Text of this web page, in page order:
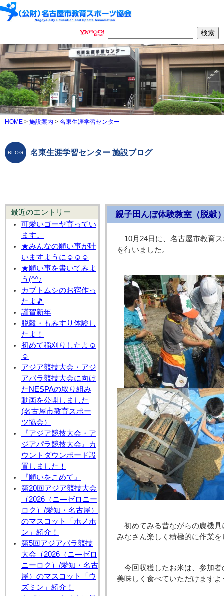
HOME > 施設案内 > 名東生涯学習センター
名東生涯学習センター 施設ブログ
最近のエントリー
可愛いゴーヤ育ってい
ます。
★みんなの願い事が叶
いますように☺☺☺
★願い事を書いてみよ
う(^^♪
カブトムシのお宿作っ
たよ🎵
謹賀新年
脱穀・もみすり体験し
たよ！
初めて稲刈りしたよ☺
☺
アジア競技大会・アジ
アパラ競技大会に向け
たNESPAの取り組み
動画を公開しました
(名古屋市教育スポー
ツ協会）
『アジア競技大会・ア
ジアパラ競技大会』カ
ウントダウンボード設
置しました！
『願いをこめて』
第20回アジア競技大会
（2026（ニ―ゼロニー
ロク）/愛知・名古屋）
のマスコット「ホノホ
ン」紹介！
第5回アジアパラ競技
大会（2026（ニ―ゼロ
ニーロク）/愛知・名古
屋）のマスコット「ウ
ズミン」紹介！
親子田んぼ体験教室（脱穀
10月24日に、名古屋市教育
を行いました。
初めてみる昔ながらの農機
みなさん楽しく積極的に作業
今回収穫したお米は、参加
美味しく食べていただけますよ